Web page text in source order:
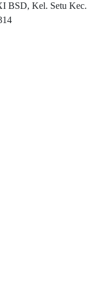
BSD, Kel. Setu Kec.